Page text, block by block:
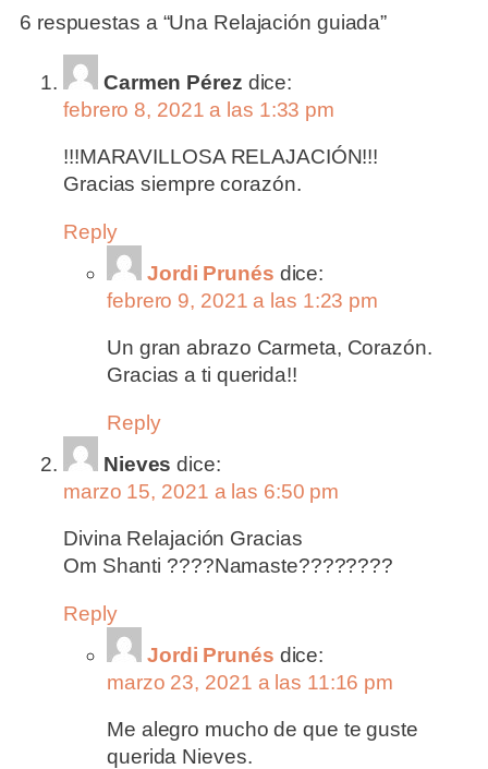
6 respuestas a “Una Relajación guiada”
Carmen Pérez dice:
febrero 8, 2021 a las 1:33 pm
!!!MARAVILLOSA RELAJACIÓN!!!
Gracias siempre corazón.
Reply
Jordi Prunés dice:
febrero 9, 2021 a las 1:23 pm
Un gran abrazo Carmeta, Corazón.
Gracias a ti querida!!
Reply
Nieves dice:
marzo 15, 2021 a las 6:50 pm
Divina Relajación Gracias
Om Shanti ????Namaste????????
Reply
Jordi Prunés dice:
marzo 23, 2021 a las 11:16 pm
Me alegro mucho de que te guste
querida Nieves.